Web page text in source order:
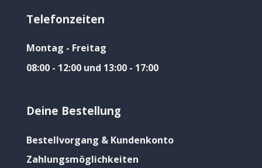
Telefonzeiten
Montag - Freitag
08:00 - 12:00 und 13:00 - 17:00
Deine Bestellung
Bestellvorgang & Kundenkonto
Zahlungsmöglichkeiten